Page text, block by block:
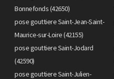
Bonnefonds (42650)
pose gouttiere Saint-Jean-Saint-
Maurice-sur-Loire (42155)
pose gouttiere Saint-Jodard
(42590)
pose gouttiere Saint-Julien-